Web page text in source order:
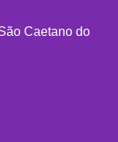
Caetano do